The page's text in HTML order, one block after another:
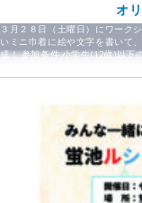
オ
３月２８日（土曜日）にワーク
いミニ巾着に絵や文字を書いて
成！ 参加条件 小学生(12歳)以下